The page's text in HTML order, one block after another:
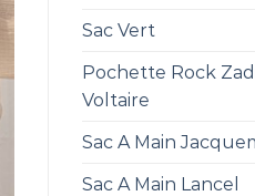
Sac Vert
Pochette Rock
Voltaire
Sac A Main
Sac A Main Lancel